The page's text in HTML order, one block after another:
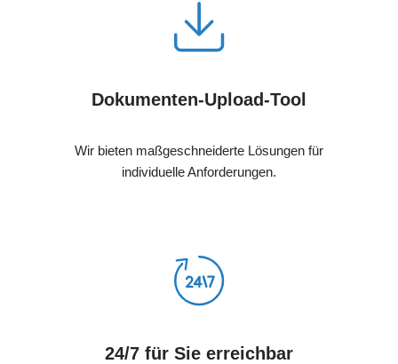
Dokumenten-Upload-Tool
Wir bieten maßgeschneiderte Lösungen für
individuelle Anforderungen.
24/7 für Sie erreichbar